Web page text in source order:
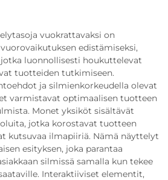
vuokrattavaksi on
edistämiseksi,
luonnollisesti houkuttelevat
tuotteiden tutkimiseen.
ja silmienkorkeudella olevat
varmistavat optimaalisen tuotteen
Monet yksiköt sisältävät
jotka korostavat tuotteen
kutsuvaa ilmapiiriä. Nämä näyttelyt
esityksen, joka parantaa
silmissä samalla kun tekee
Interaktiiviset elementit,